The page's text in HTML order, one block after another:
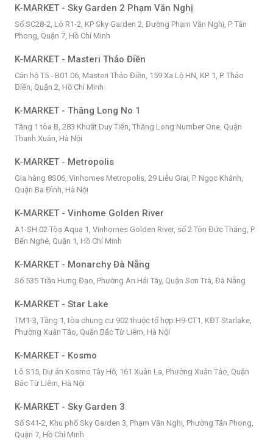
K-MARKET - Sky Garden 2 Phạm Văn Nghị
Số SC28-2, Lô R1-2, KP Sky Garden 2, Đường Phạm Văn Nghị, P. Tân
Phong, Quận 7, Hồ Chí Minh
K-MARKET - Masteri Thảo Điền
Căn hộ T5 - B01.06, Masteri Thảo Điền, 159 Xa Lộ HN, KP. 1, P. Thảo
Điền, Quận 2, Hồ Chí Minh
K-MARKET - Thăng Long No 1
Tầng 1 tòa B, 283 Khuất Duy Tiến, Thăng Long Number One, Quận
Thanh Xuân, Hà Nội
K-MARKET - Metropolis
Gia hàng 8S06, Vinhomes Metropolis, 29 Liễu Giai, P. Ngọc Khánh,
Quận Ba Đình, Hà Nội
K-MARKET - Vinhome Golden River
A1-SH.02 Tòa Aqua 1, Vinhomes Golden River, số 2 Tôn Đức Thắng, P.
Bến Nghé, Quận 1, Hồ Chí Minh
K-MARKET - Monarchy Đà Nẵng
Số 535 Trần Hưng Đạo, Phường An Hải Tây, Quận Sơn Trà, Đà Nẵng
K-MARKET - Star Lake
TM1-3, Tầng 1, tòa chung cư 902 thuộc tổ hợp H9-CT1, KĐT Starlake,
Phường Xuân Tảo, Quận Bắc Từ Liêm, Hà Nội
K-MARKET - Kosmo
Lô S15, Dự án Kosmo Tây Hồ, 161 Xuân La, Phường Xuân Tảo, Quận
Bắc Từ Liêm, Hà Nội
K-MARKET - Sky Garden 3
Số S41-2, Khu phố Sky Garden 3, Phạm Văn Nghị, Phường Tân Phong,
Quận 7, Hồ Chí Minh